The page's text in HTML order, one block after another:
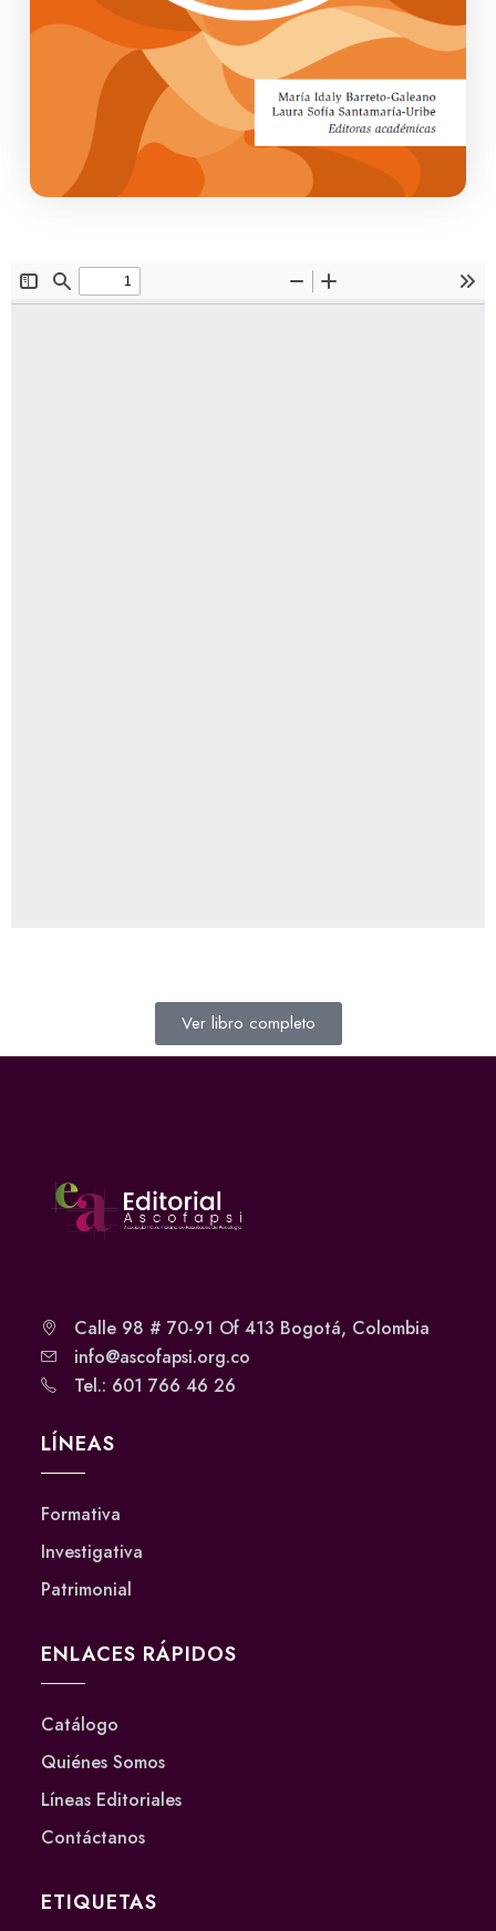
Ver libro completo
Calle 98 # 70-91 Of 413 Bogotá, Colombia
info@ascofapsi.org.co
Tel.: 601 766 46 26
LÍNEAS
Formativa
Investigativa
Patrimonial
ENLACES RÁPIDOS
Catálogo
Quiénes Somos
Líneas Editoriales
Contáctanos
ETIQUETAS